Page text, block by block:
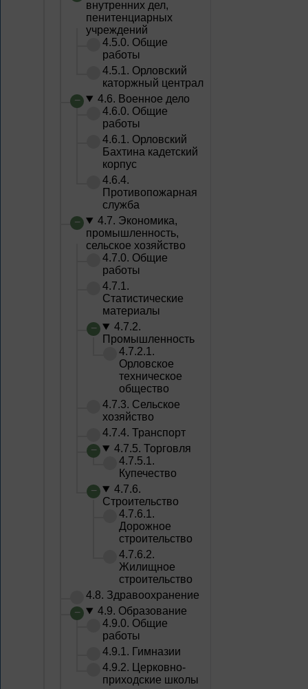
внутренних дел,
пенитенциарных
учреждений
4.5.0. Общие
работы
4.5.1. Орловский
каторжный централ
4.6. Военное дело
4.6.0. Общие
работы
4.6.1. Орловский
Бахтина кадетский
корпус
4.6.4.
Противопожарная
служба
4.7. Экономика,
промышленность,
сельское хозяйство
4.7.0. Общие
работы
4.7.1.
Статистические
материалы
4.7.2.
Промышленность
4.7.2.1.
Орловское
техническое
общество
4.7.3. Сельское
хозяйство
4.7.4. Транспорт
4.7.5. Торговля
4.7.5.1.
Купечество
4.7.6.
Строительство
4.7.6.1.
Дорожное
строительство
4.7.6.2.
Жилищное
строительство
4.8. Здравоохранение
4.9. Образование
4.9.0. Общие
работы
4.9.1. Гимназии
4.9.2. Церковно-
приходские школы